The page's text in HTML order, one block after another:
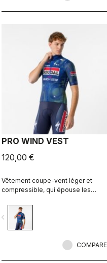
PRO WIND VEST
120,00 €
Vêtement coupe-vent léger et
compressible, qui épouse les
respirant et extensible et son col
montant.